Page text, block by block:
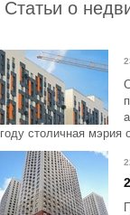
Статьи о
году столичная мэрия